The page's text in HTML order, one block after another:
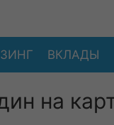
ВКЛАДЫ
на